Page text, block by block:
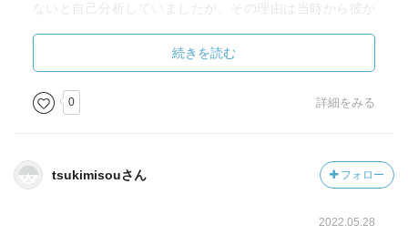
ないと自己分析していましたが、その理由は当時から彼が
クワンはそこを評価したのですね。
そして作品として書かれていない部分で、クワンが検察官
としての筋を通し、一つの事件を解決したことが、上巻を
読んでいる読者にはわかる仕掛けになっています。
『借りた時間に』は、クワンがまだ若く正直で真面目だけ
が取り柄だったころの話。
忖度して万全を期さなかったため、幼い姉弟が爆発事故に
続きを読む
0 詳細をみる
tsukimisouさん フォロー
2022.05.28